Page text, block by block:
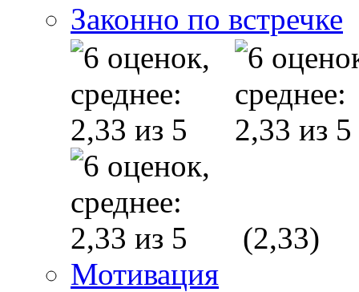
Законно по встречке
(2,33)
Мотивация